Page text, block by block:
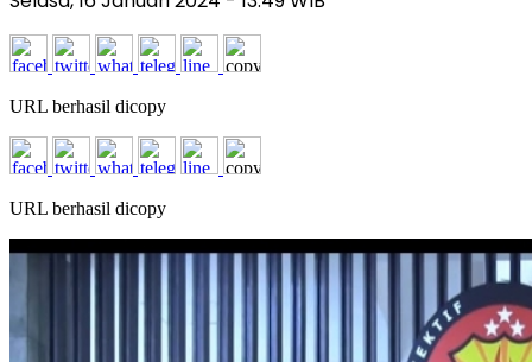
URL berhasil dicopy
URL berhasil dicopy